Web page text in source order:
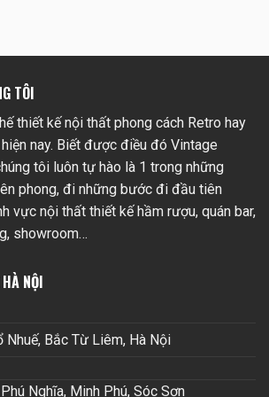
TÔI
thiết kế nội thất phong cách Retro hay
nay. Biết được điều đó Vintage
tôi luôn tự hào là 1 trong những
phong, đi những bước đi đầu tiên
vực nội thất thiết kế hầm rượu, quán bar,
showroom…
NỘI
Nhuế, Bắc Từ Liêm, Hà Nội
Nghĩa, Minh Phú, Sóc Sơn